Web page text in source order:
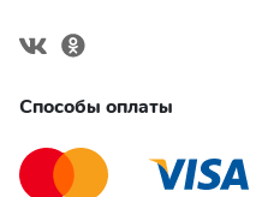
Способы оплаты